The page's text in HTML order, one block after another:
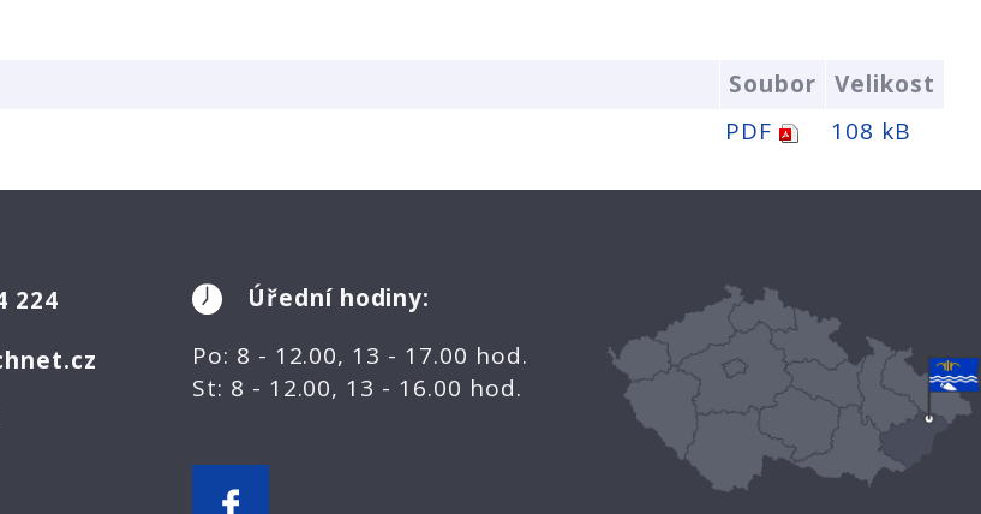
Soubor
Velikost
PDF 108 kB
224
Úřední hodiny:
Po: 8 - 12.00, 13 - 17.00 hod.
St: 8 - 12.00, 13 - 16.00 hod.